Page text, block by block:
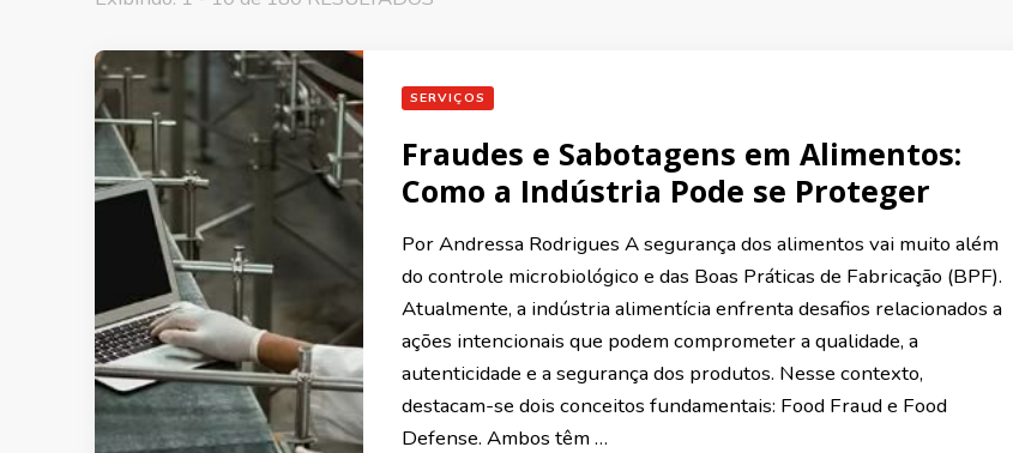
SERVIÇOS
Fraudes e Sabotagens em Alimentos:
Como a Indústria Pode se Proteger
Por Andressa Rodrigues A segurança dos alimentos vai muito além
do controle microbiológico e das Boas Práticas de Fabricação (BPF).
Atualmente, a indústria alimentícia enfrenta desafios relacionados a
ações intencionais que podem comprometer a qualidade, a
autenticidade e a segurança dos produtos. Nesse contexto,
destacam-se dois conceitos fundamentais: Food Fraud e Food
Defense. Ambos têm …